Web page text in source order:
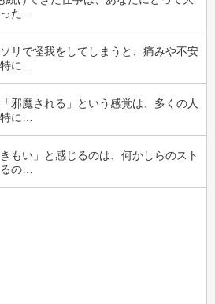
た…
リで怪我をしてしまうと、痛みや不安
に…
邪魔される」という感覚は、多くの人
に…
もい」と感じるのは、何かしらのスト
の…